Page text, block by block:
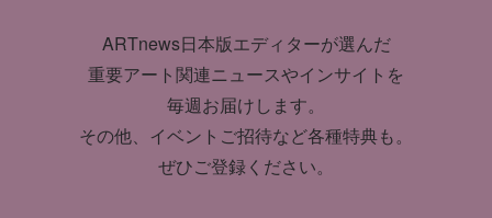
ARTnews日本版エディターが選んだ
重要アート関連ニュースやインサイトを
毎週お届けします。
その他、イベントご招待など各種特典も。
ぜひご登録ください。